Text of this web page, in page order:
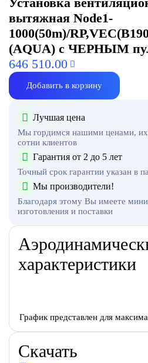
вытяжная Node1-
1000(50m)/
(AQUA) с ЧЕРНЫМ
646 510.00
Добавить в корзину
Лучшая цена
Мы гордимся нашими ценами,
сотни клиентов
Гарантия от 2 до 5 лет
Точный срок гарантии указан в
Мы производители!
Благодаря этому Вы имеете
изготовления и поставки
характеристики
График представлен для
Скачать